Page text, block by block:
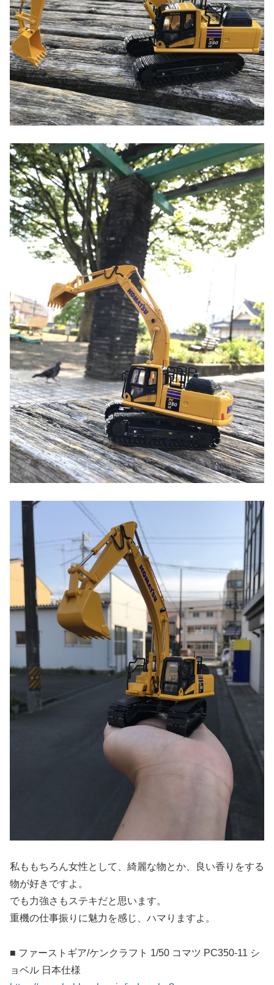
私ももちろん女性として、綺麗な物とか、良い香りをする
物が好きですよ。
でも力強さもステキだと思います。
重機の仕事振りに魅力を感じ、ハマりますよ。
■ ファーストギア/ケンクラフト 1/50 コマツ PC350-11 シ
ョベル 日本仕様